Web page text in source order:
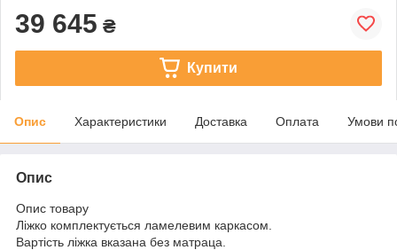
39 645 ₴
Купити
Опис Характеристики Доставка Оплата Умови
Опис
Опис товару
Ліжко комплектується ламелевим каркасом.
Вартість ліжка вказана без матраца.